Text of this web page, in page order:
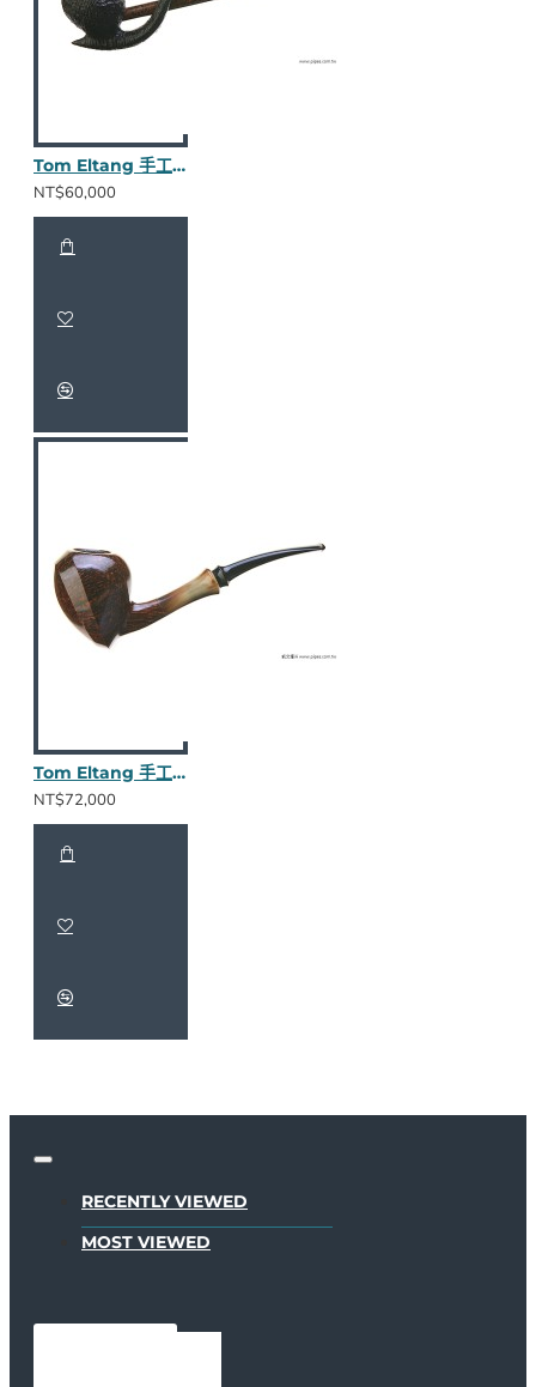
Tom Eltang 手工斗 Snail 782325
NT$60,000
Tom Eltang 手工斗 Snail級
NT$72,000
RECENTLY VIEWED
MOST VIEWED